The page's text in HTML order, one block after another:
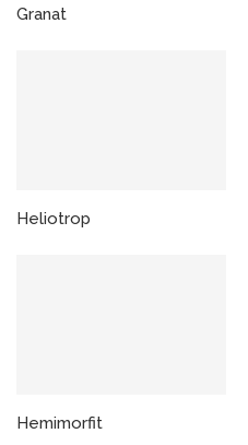
Granat
Heliotrop
Hemimorfit